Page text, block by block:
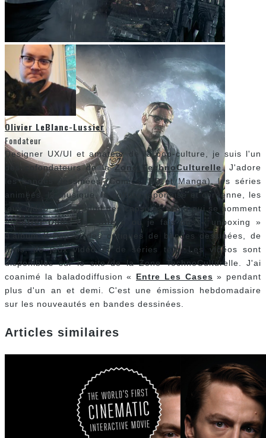
Olivier LeBlanc-Lussier
Fondateur
Designer UX/UI et amateur de la pop-culture, je suis l'un
des cofondateurs de laZone TechnoCulturelle. J'adore
les bandes dessinées (Comics, BD et Manga), les séries
animées, la musique, la culture japonaise et coréenne, les
jeux vidéo. J'ai produit des capsules vidéo qui se nomment
«Entrer Dans La Zone » où je fais des « unboxing »
d'album K-Pop et des critiques de bandes dessinées, de
films, de jeux vidéo et de séries télé. Les vidéos sont
disponibles sur le site de la Zone TechnoCulturelle. J'ai
coanimé la baladodiffusion « Entre Les Cases » pendant
plus d'un an et demi. C'est une émission hebdomadaire
sur les nouveautés en bandes dessinées.
Articles similaires